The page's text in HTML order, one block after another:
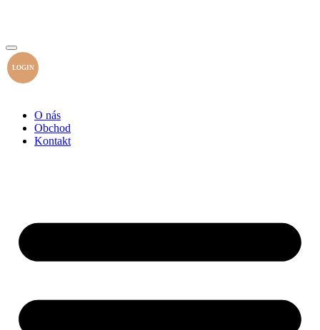
LOGIN
O nás
Obchod
Kontakt